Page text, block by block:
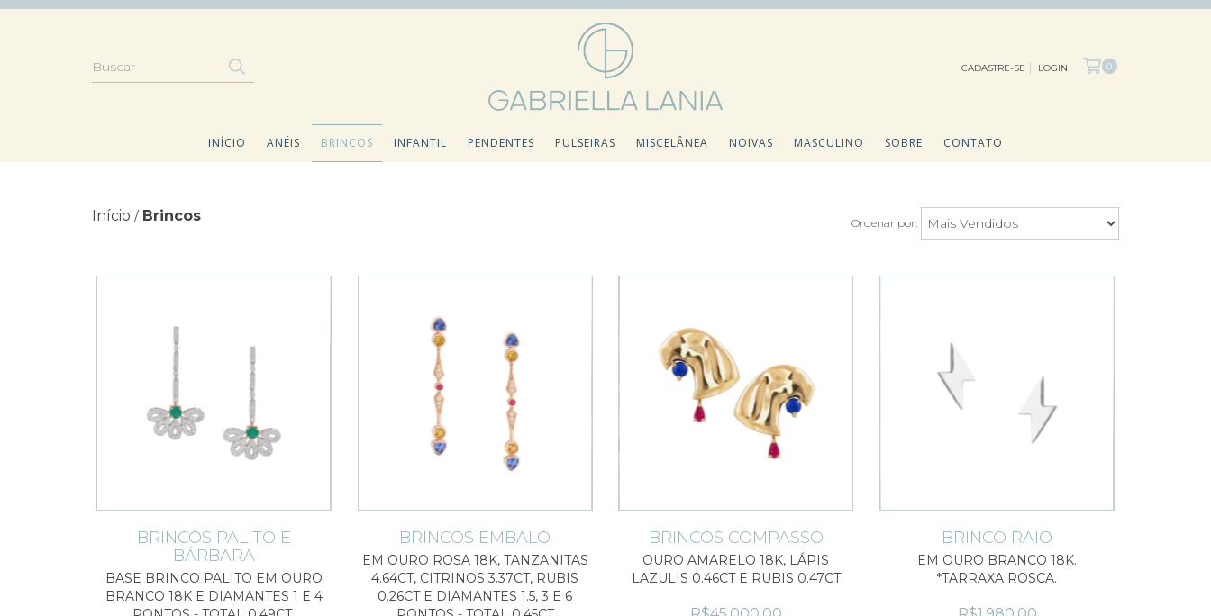
CADASTRE-SE LOGIN 0
INÍCIO ANÉIS BRINCOS INFANTIL PENDENTES PULSEIRAS MISCELÂNEA NOIVAS MASCULINO SOBRE CONTATO
Início / Brincos Ordenar por:
BRINCOS PALITO E
BÁRBARA
BASE BRINCO PALITO EM OURO
BRANCO 18K E DIAMANTES 1 E 4
BRINCOS EMBALO
EM OURO ROSA 18K, TANZANITAS
4.64CT, CITRINOS 3.37CT, RUBIS
0.26CT E DIAMANTES 1.5, 3 E 6
BRINCOS COMPASSO
OURO AMARELO 18K, LÁPIS
LAZULIS 0.46CT E RUBIS 0.47CT
BRINCO RAIO
EM OURO BRANCO 18K.
*TARRAXA ROSCA.